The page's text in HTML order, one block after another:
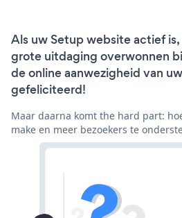
Als uw Setup website actief
grote uitdaging overwonnen
de online aanwezigheid van
gefeliciteerd!
Maar daarna komt the hard part:
make en meer bezoekers te